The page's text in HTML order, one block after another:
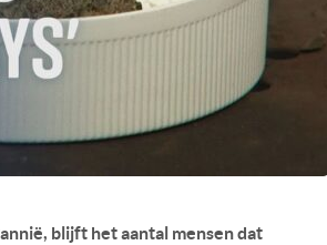
blijft het aantal mensen dat